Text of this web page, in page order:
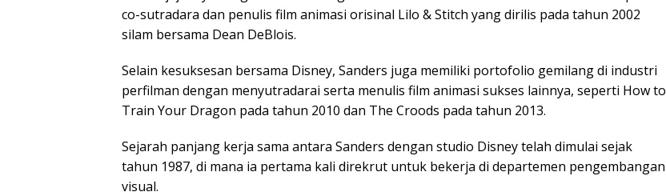
co-sutradara dan penulis film animasi orisinal Lilo & Stitch yang dirilis pada tahun 2002
silam bersama Dean DeBlois.
Selain kesuksesan bersama Disney, Sanders juga memiliki portofolio gemilang di industri
perfilman dengan menyutradarai serta menulis film animasi sukses lainnya, seperti How to
Train Your Dragon pada tahun 2010 dan The Croods pada tahun 2013.
Sejarah panjang kerja sama antara Sanders dengan studio Disney telah dimulai sejak
tahun 1987, di mana ia pertama kali direkrut untuk bekerja di departemen pengembangan
visual.